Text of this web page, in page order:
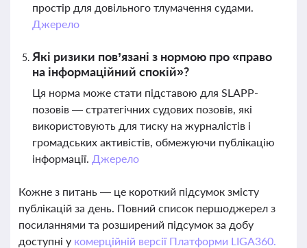
простір для довільного тлумачення судами.
Джерело
Які ризики пов’язані з нормою про «право
на інформаційний спокій»?
Ця норма може стати підставою для SLAPP-
позовів — стратегічних судових позовів, які
використовують для тиску на журналістів і
громадських активістів, обмежуючи публікацію
інформації. Джерело
Кожне з питань — це короткий підсумок змісту
публікацій за день. Повний список першоджерел з
посиланнями та розширений підсумок за добу
доступні у комерційній версії Платформи LIGA360.